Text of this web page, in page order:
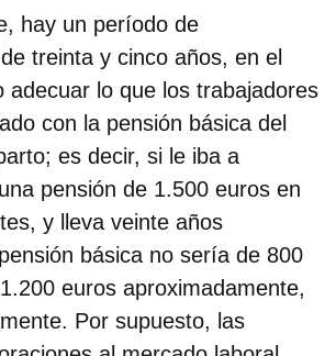
hay un período de
treinta y cinco años, en el
adecuar lo que los trabajadores
con la pensión básica del
es decir, si le iba a
pensión de 1.500 euros en
y lleva veinte años
básica no sería de 800
euros aproximadamente,
Por supuesto, las